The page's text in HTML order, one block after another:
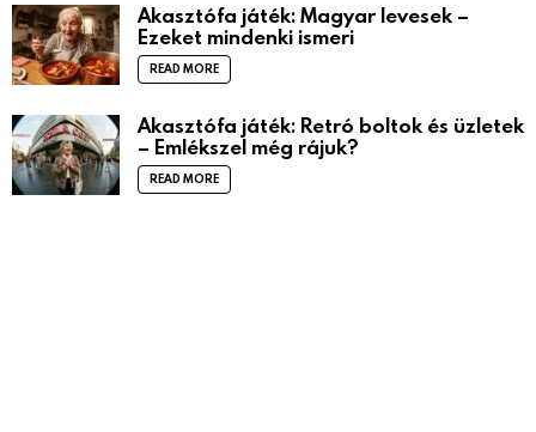
Akasztófa játék: Magyar levesek –
Ezeket mindenki ismeri
READ MORE
Akasztófa játék: Retró boltok és üzletek
– Emlékszel még rájuk?
READ MORE